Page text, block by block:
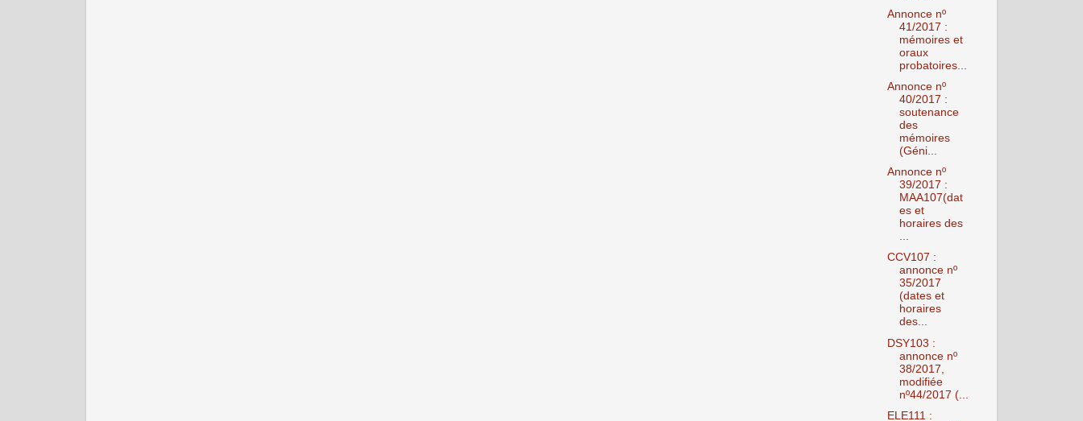
Annonce nº
41/2017 :
mémoires et
oraux
probatoires...
Annonce nº
40/2017 :
soutenance
des
mémoires
(Géni...
Annonce nº
39/2017 :
MAA107(dat
es et
horaires des
...
CCV107 :
annonce nº
35/2017
(dates et
horaires
des...
DSY103 :
annonce nº
38/2017,
modifiée
nº44/2017 (...
ELE111 :